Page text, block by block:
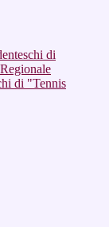
di
di "Tennis